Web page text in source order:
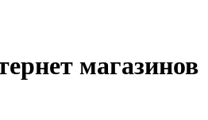
магазинов